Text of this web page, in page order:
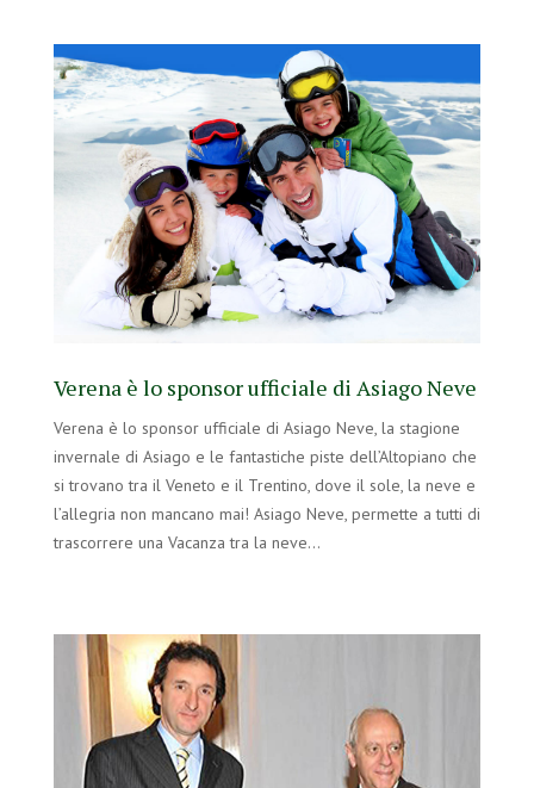
Verena è lo sponsor ufficiale di Asiago Neve
Verena è lo sponsor ufficiale di Asiago Neve, la stagione
invernale di Asiago e le fantastiche piste dell’Altopiano che
si trovano tra il Veneto e il Trentino, dove il sole, la neve e
l’allegria non mancano mai! Asiago Neve, permette a tutti di
trascorrere una Vacanza tra la neve…